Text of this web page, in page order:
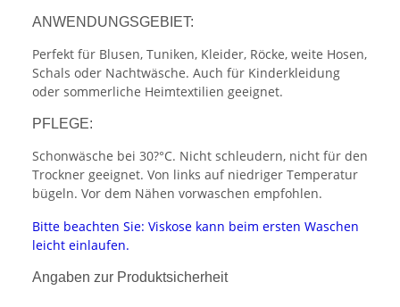
ANWENDUNGSGEBIET:
Perfekt für Blusen, Tuniken, Kleider, Röcke, weite Hosen,
Schals oder Nachtwäsche. Auch für Kinderkleidung
oder sommerliche Heimtextilien geeignet.
PFLEGE:
Schonwäsche bei 30?°C. Nicht schleudern, nicht für den
Trockner geeignet. Von links auf niedriger Temperatur
bügeln. Vor dem Nähen vorwaschen empfohlen.
Bitte beachten Sie: Viskose kann beim ersten Waschen
leicht einlaufen.
Angaben zur Produktsicherheit